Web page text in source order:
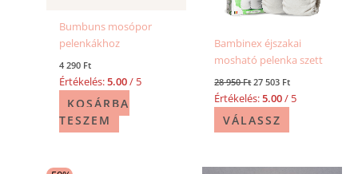
Bumbuns mosópor
pelenkákhoz
4 290 Ft
Értékelés:5.00/ 5
KOSÁRBA
TESZEM
Bambinex éjszakai
mosható pelenka szett
28 950Ft 27 503 Ft
Értékelés:5.00/ 5
VÁLASSZ